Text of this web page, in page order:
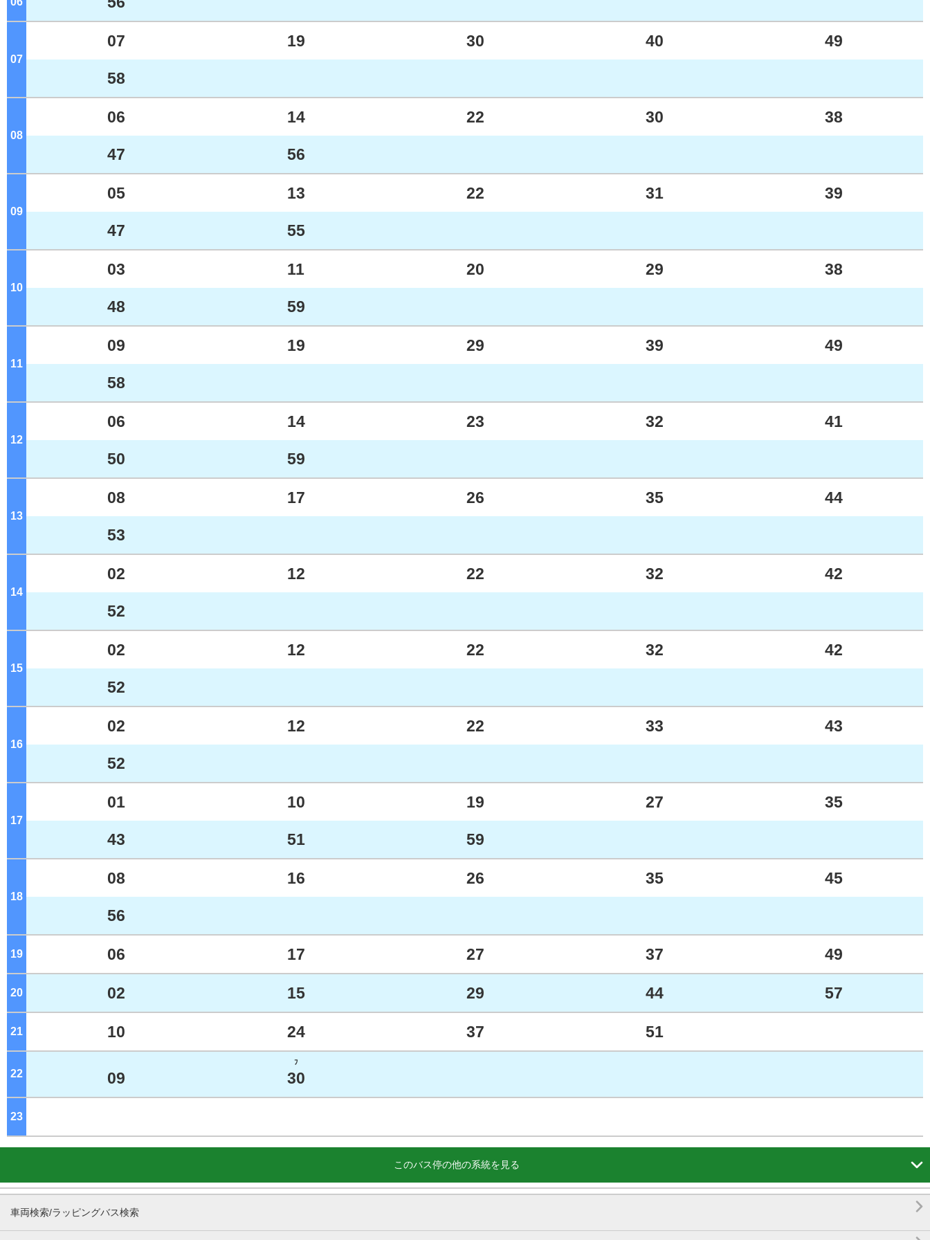
07 ジ
07 19 30 40 49
58
08 ジ
06 14 22 30 38
47 56
09 ジ
05 13 22 31 39
47 55
10 ジ
03 11 20 29 38
48 59
11 ジ
09 19 29 39 49
58
12 ジ
06 14 23 32 41
50 59
13 ジ
08 17 26 35 44
53
14 ジ
02 12 22 32 42
52
15 ジ
02 12 22 32 42
52
16 ジ
02 12 22 33 43
52
17 ジ
01 10 19 27 35
43 51 59
18 ジ
08 16 26 35 45
56
19 06 17 27 37 49
20 02 15 29 44 57
21 10 24 37 51
22 09
ﾌ
30
23
このバス停の他の系統を見る 
車両検索/ラッピングバス検索
